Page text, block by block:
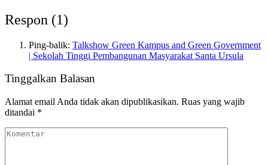
Respon (1)
Ping-balik: Talkshow Green Kampus and Green Government
| Sekolah Tinggi Pembangunan Masyarakat Santa Ursula
Tinggalkan Balasan
Alamat email Anda tidak akan dipublikasikan. Ruas yang wajib
ditandai *